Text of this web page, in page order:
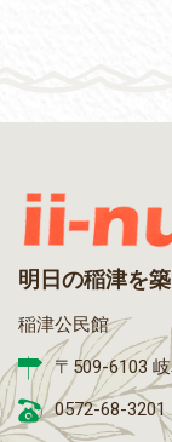
明日の稲津を
稲津公民館
〒509-6103
0572-68-3201